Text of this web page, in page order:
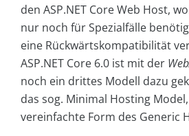
den ASP.NET Core Web Host,
nur noch für Spezialfälle
eine Rückwärtskompatibilität
ASP.NET Core 6.0 ist mit der
noch ein drittes Modell dazu
das sog. Minimal Hosting
vereinfachte Form des Generic